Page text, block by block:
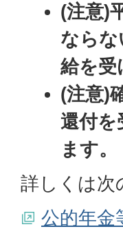
(注意)
ならな
給を受
(注意)
還付を
ます。
詳しくは次
公的年金